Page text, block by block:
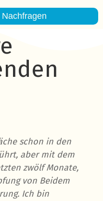
schon in den
aber mit dem
zwölf Monate,
von Beidem
Ich bin